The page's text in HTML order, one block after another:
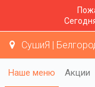
СушиЯ |
Наше меню Акции